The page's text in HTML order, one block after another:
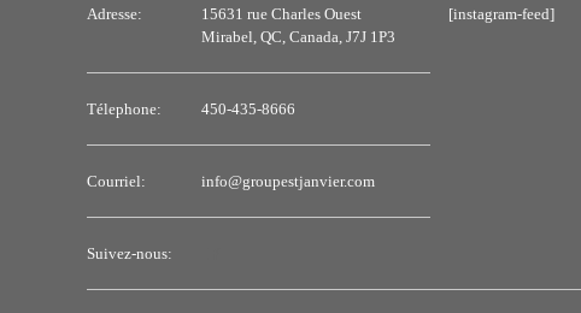
Adresse:
15631 rue Charles Ouest
Mirabel, QC, Canada, J7J 1P3
Télephone: 450-435-8666
Courriel: info@groupestjanvier.com
Suivez-nous:
[instagram-feed]